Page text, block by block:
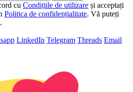
cu Condițiile de utilizare și acceptați
Politica de confidențialitate. Vă puteți
LinkedIn Telegram Threads Email